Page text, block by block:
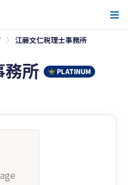
江藤文仁税理士事務所
務所